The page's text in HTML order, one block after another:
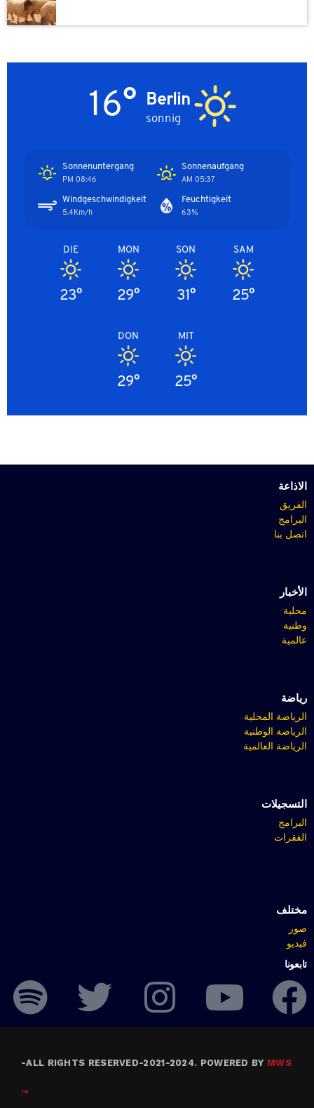
Berlin
sonnig
16°
Sonnenaufgang
05:37 AM
Sonnenuntergang
08:46 PM
Feuchtigkeit
63%
Windgeschwindigkeit
5.4Km/h
SAM
25°
SON
31°
MON
29°
DIE
23°
MIT
25°
DON
29°
الاذاعة
الفريق
البرامج
اتصل بنا
الأخبار
محلية
وطنية
عالمية
رياضة
الرياضة المحلية
الرياضة الوطنية
الرياضة العالمية
التسجيلات
البرامج
الفقرات
مختلف
صور
فيديو
تابعونا
ALL RIGHTS RESERVED-2021-2024. POWERED BY MWS
-
™